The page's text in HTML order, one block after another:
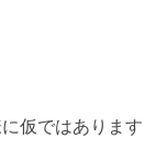
仮ではあります